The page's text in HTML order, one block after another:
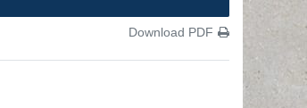
Download PDF